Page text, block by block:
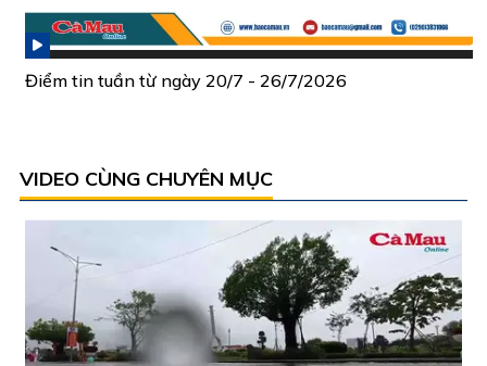
Điểm tin tuần từ ngày 20/7 - 26/7/2026
VIDEO CÙNG CHUYÊN MỤC